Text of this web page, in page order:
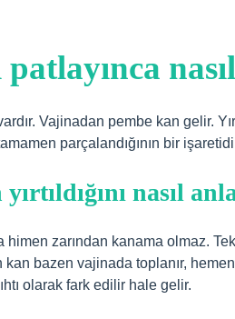
patlayınca
Vajinadan pembe kan gelir.
parçalandığının bir
nasıl
himen zarından kanama olmaz.
kan bazen vajinada toplanır,
olarak fark edilir hale gelir.